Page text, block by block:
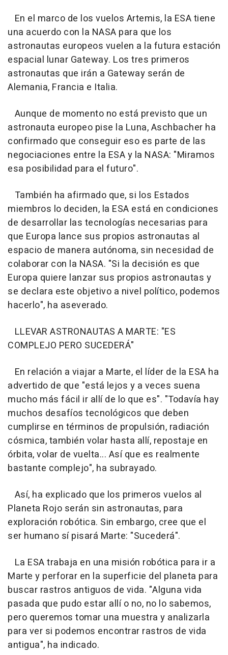
En el marco de los vuelos Artemis, la ESA tiene
una acuerdo con la NASA para que los
astronautas europeos vuelen a la futura estación
espacial lunar Gateway. Los tres primeros
astronautas que irán a Gateway serán de
Alemania, Francia e Italia.
Aunque de momento no está previsto que un
astronauta europeo pise la Luna, Aschbacher ha
confirmado que conseguir eso es parte de las
negociaciones entre la ESA y la NASA: "Miramos
esa posibilidad para el futuro".
También ha afirmado que, si los Estados
miembros lo deciden, la ESA está en condiciones
de desarrollar las tecnologías necesarias para
que Europa lance sus propios astronautas al
espacio de manera autónoma, sin necesidad de
colaborar con la NASA. "Si la decisión es que
Europa quiere lanzar sus propios astronautas y
se declara este objetivo a nivel político, podemos
hacerlo", ha aseverado.
LLEVAR ASTRONAUTAS A MARTE: "ES
COMPLEJO PERO SUCEDERÁ"
En relación a viajar a Marte, el líder de la ESA ha
advertido de que "está lejos y a veces suena
mucho más fácil ir allí de lo que es". "Todavía hay
muchos desafíos tecnológicos que deben
cumplirse en términos de propulsión, radiación
cósmica, también volar hasta allí, repostaje en
órbita, volar de vuelta... Así que es realmente
bastante complejo", ha subrayado.
Así, ha explicado que los primeros vuelos al
Planeta Rojo serán sin astronautas, para
exploración robótica. Sin embargo, cree que el
ser humano sí pisará Marte: "Sucederá".
La ESA trabaja en una misión robótica para ir a
Marte y perforar en la superficie del planeta para
buscar rastros antiguos de vida. "Alguna vida
pasada que pudo estar allí o no, no lo sabemos,
pero queremos tomar una muestra y analizarla
para ver si podemos encontrar rastros de vida
antigua", ha indicado.